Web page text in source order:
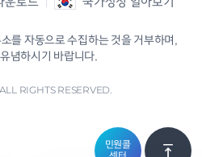
를 자동으로 수집하는 것을 거부하며,
념하시기 바랍니다.
RIGHTS RESERVED.
민원콜